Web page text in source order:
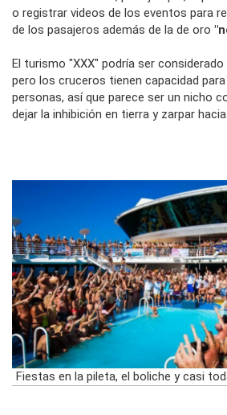
o registrar videos de los eventos para
de los pasajeros además de la de oro
El turismo "XXX" podría ser
pero los cruceros tienen capacidad
personas, así que parece ser un nicho
dejar la inhibición en tierra y zarpar
Fiestas en la pileta, el boliche y casi